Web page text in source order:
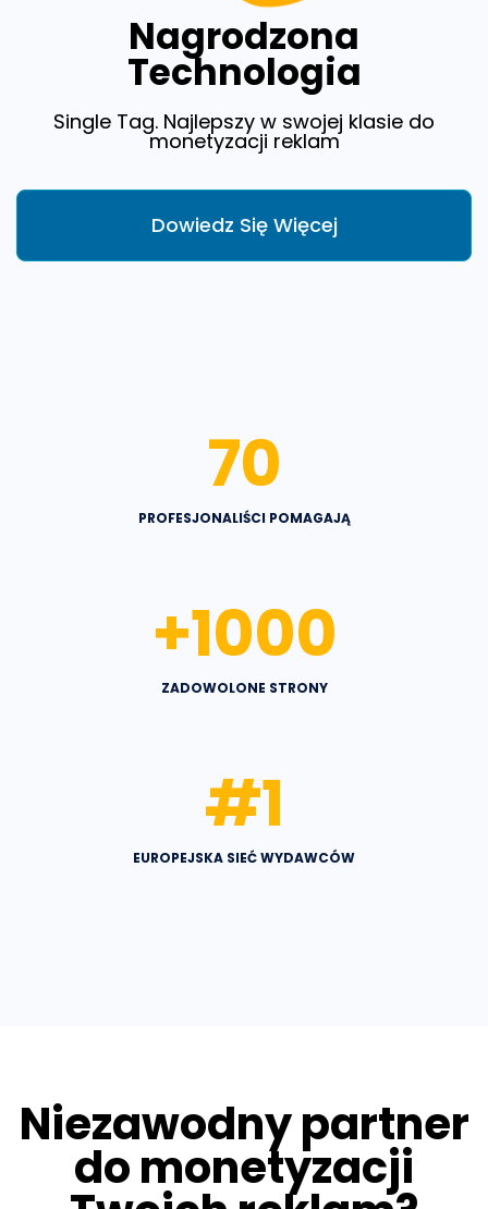
Nagrodzona
Technologia
Single Tag. Najlepszy w swojej klasie do
monetyzacji reklam
Dowiedz Się Więcej
PROFESJONALIŚCI POMAGAJĄ
70
ZADOWOLONE STRONY
+1000
EUROPEJSKA SIEĆ WYDAWCÓW
#1
Niezawodny partner
do monetyzacji